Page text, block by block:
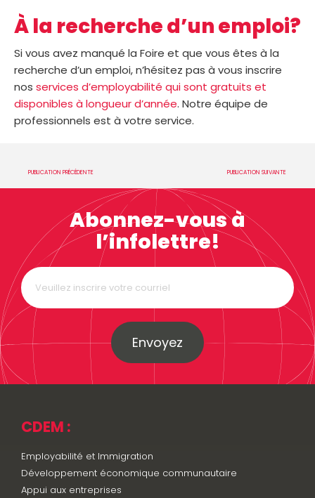
À la recherche d’un emploi?
Si vous avez manqué la Foire et que vous êtes à la
recherche d’un emploi, n’hésitez pas à vous inscrire
nos services d’employabilité qui sont gratuits et
disponibles à longueur d’année. Notre équipe de
professionnels est à votre service.
PUBLICATION PRÉCÉDENTE PUBLICATION SUIVANTE
Abonnez-vous à
l’infolettre!
Envoyez
CDEM :
Employabilité et Immigration
Développement économique communautaire
Appui aux entreprises